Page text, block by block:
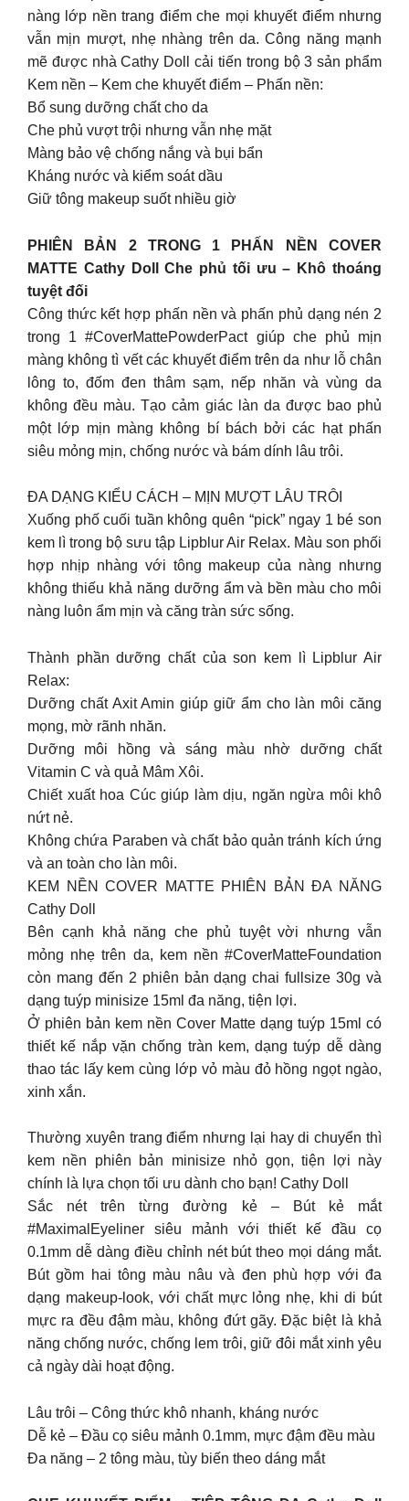
nàng lớp nền trang điểm che mọi khuyết điểm nhưng
vẫn mịn mượt, nhẹ nhàng trên da. Công năng mạnh
mẽ được nhà Cathy Doll cải tiến trong bộ 3 sản phẩm
Kem nền – Kem che khuyết điểm – Phấn nền:
Bổ sung dưỡng chất cho da
Che phủ vượt trội nhưng vẫn nhẹ mặt
Màng bảo vệ chống nắng và bụi bẩn
Kháng nước và kiểm soát dầu
Giữ tông makeup suốt nhiều giờ
PHIÊN BẢN 2 TRONG 1 PHẤN NỀN COVER
MATTE Cathy Doll Che phủ tối ưu – Khô thoáng
tuyệt đối
Công thức kết hợp phấn nền và phấn phủ dạng nén 2
trong 1 #CoverMattePowderPact giúp che phủ mịn
màng không tì vết các khuyết điểm trên da như lỗ chân
lông to, đốm đen thâm sạm, nếp nhăn và vùng da
không đều màu. Tạo cảm giác làn da được bao phủ
một lớp mịn màng không bí bách bởi các hạt phấn
siêu mỏng mịn, chống nước và bám dính lâu trôi.
ĐA DẠNG KIỂU CÁCH – MỊN MƯỢT LÂU TRÔI
Xuống phố cuối tuần không quên “pick” ngay 1 bé son
kem lì trong bộ sưu tập Lipblur Air Relax. Màu son phối
hợp nhịp nhàng với tông makeup của nàng nhưng
không thiếu khả năng dưỡng ẩm và bền màu cho môi
nàng luôn ẩm mịn và căng tràn sức sống.
Thành phần dưỡng chất của son kem lì Lipblur Air
Relax:
Dưỡng chất Axit Amin giúp giữ ẩm cho làn môi căng
mọng, mờ rãnh nhăn.
Dưỡng môi hồng và sáng màu nhờ dưỡng chất
Vitamin C và quả Mâm Xôi.
Chiết xuất hoa Cúc giúp làm dịu, ngăn ngừa môi khô
nứt nẻ.
Không chứa Paraben và chất bảo quản tránh kích ứng
và an toàn cho làn môi.
KEM NỀN COVER MATTE PHIÊN BẢN ĐA NĂNG
Cathy Doll
Bên cạnh khả năng che phủ tuyệt vời nhưng vẫn
mỏng nhẹ trên da, kem nền #CoverMatteFoundation
còn mang đến 2 phiên bản dạng chai fullsize 30g và
dạng tuýp minisize 15ml đa năng, tiện lợi.
Ở phiên bản kem nền Cover Matte dạng tuýp 15ml có
thiết kế nắp vặn chống tràn kem, dạng tuýp dễ dàng
thao tác lấy kem cùng lớp vỏ màu đỏ hồng ngọt ngào,
xinh xắn.
Thường xuyên trang điểm nhưng lại hay di chuyển thì
kem nền phiên bản minisize nhỏ gọn, tiện lợi này
chính là lựa chọn tối ưu dành cho bạn! Cathy Doll
Sắc nét trên từng đường kẻ – Bút kẻ mắt
#MaximalEyeliner siêu mảnh với thiết kế đầu cọ
0.1mm dễ dàng điều chỉnh nét bút theo mọi dáng mắt.
Bút gồm hai tông màu nâu và đen phù hợp với đa
dạng makeup-look, với chất mực lỏng nhẹ, khi di bút
mực ra đều đậm màu, không đứt gãy. Đặc biệt là khả
năng chống nước, chống lem trôi, giữ đôi mắt xinh yêu
cả ngày dài hoạt động.
Lâu trôi – Công thức khô nhanh, kháng nước
Dễ kẻ – Đầu cọ siêu mảnh 0.1mm, mực đậm đều màu
Đa năng – 2 tông màu, tùy biến theo dáng mắt